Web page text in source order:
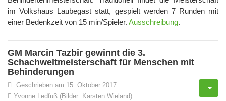
im Volkshaus Laubegast statt, gespielt werden 7 Runden mit
einer Bedenkzeit von 15 min/Spieler. Ausschreibung.
GM Marcin Tazbir gewinnt die 3.
Schachweltmeisterschaft für Menschen mit
Behinderungen
Geschrieben am 15. Oktober 2017
Yvonne Ledfuß (Bilder: Karsten Wieland)